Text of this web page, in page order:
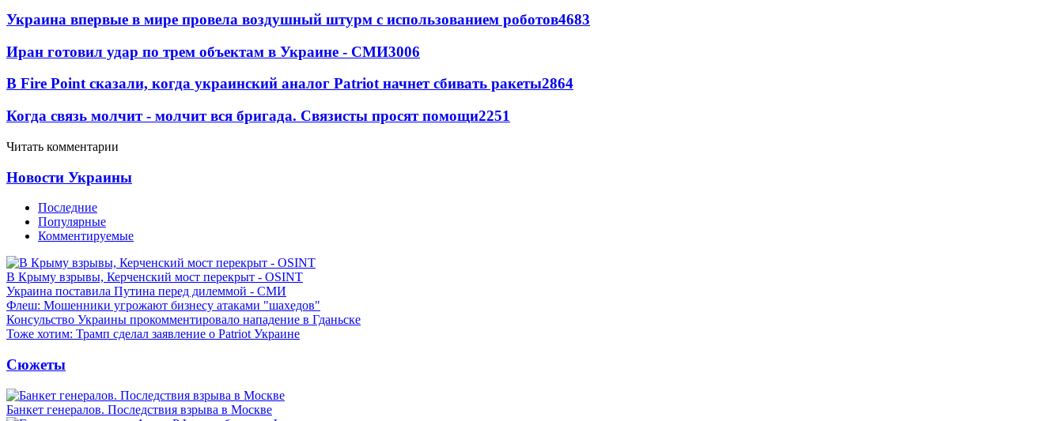
Украина впервые в мире провела воздушный штурм с использованием роботов4683
Иран готовил удар по трем объектам в Украине - СМИ3006
В Fire Point сказали, когда украинский аналог Patriot начнет сбивать ракеты2864
Когда связь молчит - молчит вся бригада. Связисты просят помощи2251
Читать комментарии
Новости Украины
Последние
Популярные
Комментируемые
В Крыму взрывы, Керченский мост перекрыт - OSINT
Украина поставила Путина перед дилеммой - СМИ
Флеш: Мошенники угрожают бизнесу атаками "шахедов"
Консульство Украины прокомментировало нападение в Гданьске
Тоже хотим: Трамп сделал заявление о Patriot Украине
Сюжеты
Банкет генералов. Последствия взрыва в Москве